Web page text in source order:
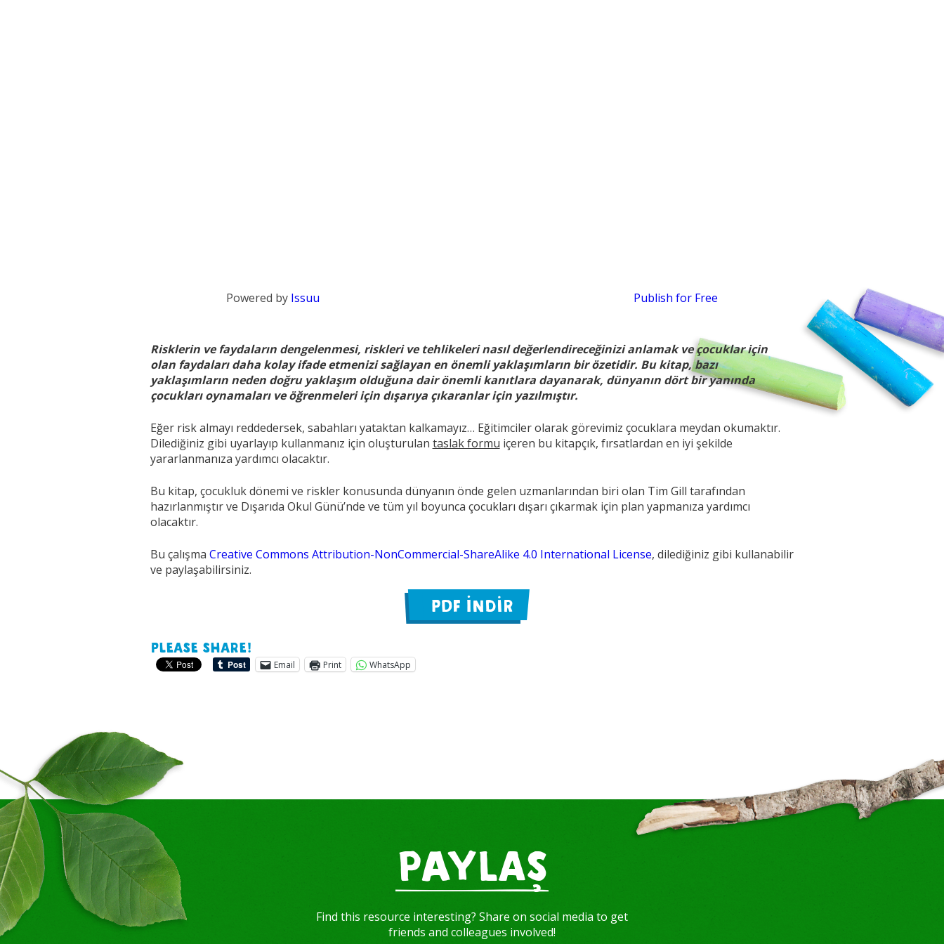
Powered by Issuu Publish for Free
Risklerin ve faydaların dengelenmesi, riskleri ve tehlikeleri nasıl değerlendireceğinizi anlamak ve çocuklar için
olan faydaları daha kolay ifade etmenizi sağlayan en önemli yaklaşımların bir özetidir. Bu kitap, bazı
yaklaşımların neden doğru yaklaşım olduğuna dair önemli kanıtlara dayanarak, dünyanın dört bir yanında
çocukları oynamaları ve öğrenmeleri için dışarıya çıkaranlar için yazılmıştır.
Eğer risk almayı reddedersek, sabahları yataktan kalkamayız… Eğitimciler olarak görevimiz çocuklara meydan okumaktır.
Dilediğiniz gibi uyarlayıp kullanmanız için oluşturulan taslak formu içeren bu kitapçık, fırsatlardan en iyi şekilde
yararlanmanıza yardımcı olacaktır.
Bu kitap, çocukluk dönemi ve riskler konusunda dünyanın önde gelen uzmanlarından biri olan Tim Gill tarafından
hazırlanmıştır ve Dışarıda Okul Günü’nde ve tüm yıl boyunca çocukları dışarı çıkarmak için plan yapmanıza yardımcı
olacaktır.
Bu çalışma Creative Commons Attribution-NonCommercial-ShareAlike 4.0 International License, dilediğiniz gibi kullanabilir
ve paylaşabilirsiniz.
PDF İNDİR
Please share!
Email Print WhatsApp
PAYLAŞ
Find this resource interesting? Share on social media to get
friends and colleagues involved!